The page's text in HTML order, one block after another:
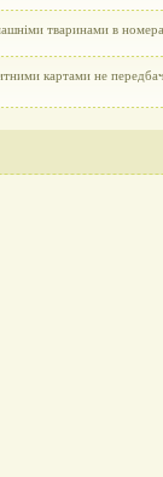
тваринами в
картами не